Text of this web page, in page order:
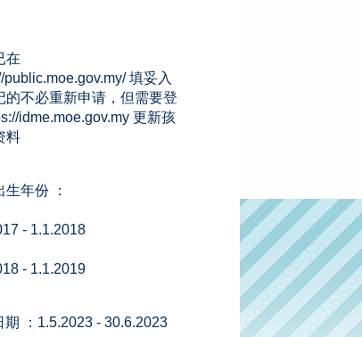
在
public.moe.gov.my/ 填妥入
的不必重新申请，但需要登
idme.moe.gov.my 更新孩
料
生年份 ：
- 1.1.2018
- 1.1.2019
期 ：1.5.2023 - 30.6.2023